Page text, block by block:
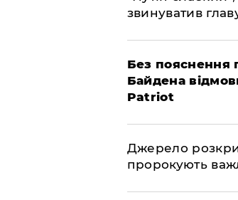
звинуватив
​Без пояснення
Байдена
Patriot
​Джерело
пророкують